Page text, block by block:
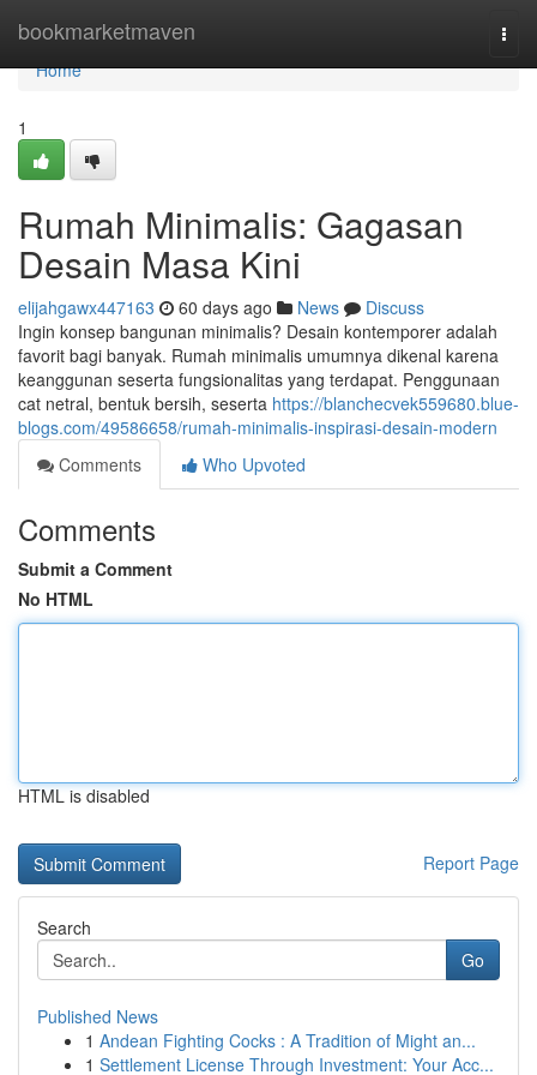
bookmarketmaven
Home
Home
1
Rumah Minimalis: Gagasan
Desain Masa Kini
elijahgawx447163 60 days ago News
Discuss
Ingin konsep bangunan minimalis? Desain kontemporer adalah
favorit bagi banyak. Rumah minimalis umumnya dikenal karena
keanggunan seserta fungsionalitas yang terdapat. Penggunaan
cat netral, bentuk bersih, seserta https://blanchecvek559680.blue-
blogs.com/49586658/rumah-minimalis-inspirasi-desain-modern
Comments
Who Upvoted
Comments
Submit a Comment
No HTML
HTML is disabled
Report Page
Search
Go
Published News
1 Andean Fighting Cocks : A Tradition of Might an...
1 Settlement License Through Investment: Your Acc...